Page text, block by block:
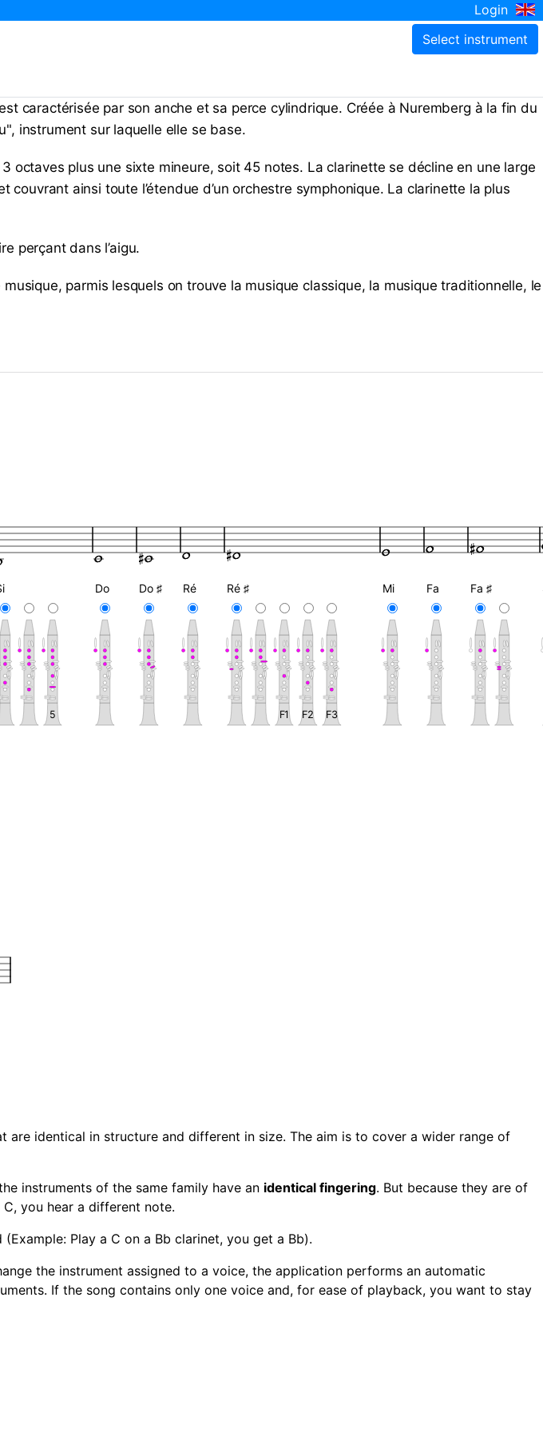
Login
caractérisée par son anche et sa perce cylindrique. Créée à Nuremberg à la fin du
instrument sur laquelle elle se base.
octaves plus une sixte mineure, soit 45 notes. La clarinette se décline en une large
ainsi toute l’étendue d’un orchestre symphonique. La clarinette la plus
perçant dans l’aigu.
parmis lesquels on trouve la musique classique, la musique traditionnelle, le
5
Do Do ♯ Ré Ré ♯
F1 F2 F3
Mi Fa Fa ♯
are identical in structure and different in size. The aim is to cover a wider range of
instruments of the same family have an identical fingering. But because they are of
you hear a different note.
Play a C on a Bb clarinet, you get a Bb).
the instrument assigned to a voice, the application performs an automatic
If the song contains only one voice and, for ease of playback, you want to stay